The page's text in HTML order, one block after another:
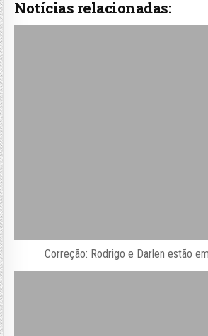
Notícias relacionadas:
Correção: Rodrigo e Darlen estão